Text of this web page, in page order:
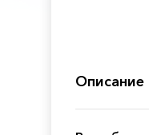
Описание